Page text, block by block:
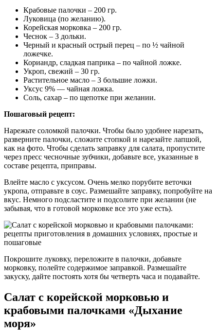
Крабовые палочки – 200 гр.
Луковица (по желанию).
Корейская морковка – 200 гр.
Чеснок – 3 дольки.
Черный и красный острый перец – по ½ чайной
ложечке.
Кориандр, сладкая паприка – по чайной ложке.
Укроп, свежий – 30 гр.
Растительное масло – 3 большие ложки.
Уксус 9% — чайная ложка.
Соль, сахар – по щепотке при желании.
Пошаговый рецепт:
Нарежьте соломкой палочки. Чтобы было удобнее нарезать,
разверните палочки, сложите стопкой и нарезайте лапшой,
как на фото. Чтобы сделать заправку для салата, пропустите
через пресс чесночные зубчики, добавьте все, указанные в
составе рецепта, приправы.
Влейте масло с уксусом. Очень мелко порубите веточки
укропа, отправьте в соус. Размешайте заправку, попробуйте на
вкус. Немного подсластите и подсолите при желании (не
забывая, что в готовой морковке все это уже есть).
Покрошите луковку, переложите в палочки, добавьте
морковку, полейте содержимое заправкой. Размешайте
закуску, дайте постоять хотя бы четверть часа и подавайте.
Салат с корейской морковью и
крабовыми палочками «Дыхание
моря»